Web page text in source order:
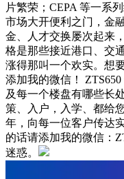
片繁荣；CEPA 等一系
市场大开便利之门，金
金、人才交换屡次起来
格是那些接近港口、交
涨得那叫一个欢实。想
添加我的微信！
及每一个楼盘有哪些长
策、入户，入学、都给
年，向每一位客户传达
的话请添加我的微信：
迷惑。